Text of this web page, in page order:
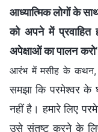
आध्यात्मिक लोगों के
को अपने में प्रवाहित
अपेक्षाओं का पालन करो
आरंभ में मसीह के कथन,
समझा कि परमेश्वर
नहीं है। हमारे लिए
उसे संतुष्ट करने के लिए